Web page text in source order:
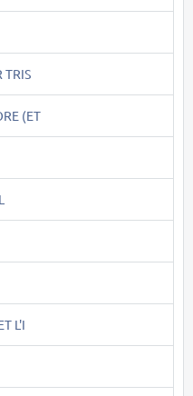
TRIS
(ET
L'I